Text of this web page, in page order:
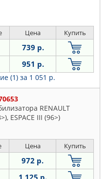
Цена Купить
739 р.
951 р.
(1) за 1 051 р.
RENAULT
ESPACE III (96>)
Цена Купить
972 р.
1 125 р.